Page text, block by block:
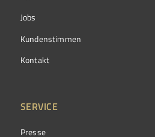
Jobs
Kundenstimmen
Kontakt
SERVICE
Presse